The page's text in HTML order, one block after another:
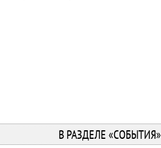
В РАЗДЕЛЕ «СОБЫТИЯ»